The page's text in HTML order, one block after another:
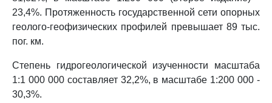
23,4%. Протяженность государственной сети опорных
геолого-геофизических профилей превышает 89 тыс.
пог. км.
Степень гидрогеологической изученности масштаба
1:1 000 000 составляет 32,2%, в масштабе 1:200 000 -
30,3%.